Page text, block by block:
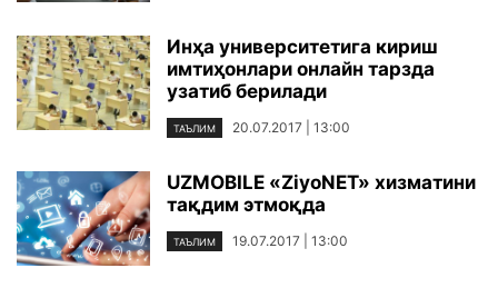
Инҳа университетига кириш
имтиҳонлари онлайн тарзда
узатиб берилади
ТАЪЛИМ 20.07.2017 | 13:00
UZMOBILE «ZiyoNET» хизматини
тақдим этмоқда
ТАЪЛИМ 19.07.2017 | 13:00